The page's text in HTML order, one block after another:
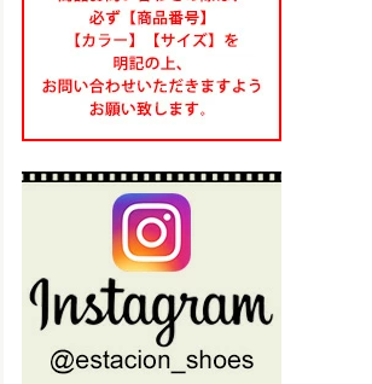
気に入って夏にと思い3足目購入です♪ 履き
2025/06/11
想像通り可愛いのが届きました！ 仕事様に
たが、履きやすくて、もう一足注文しまし
L（24.0～24.5cm）